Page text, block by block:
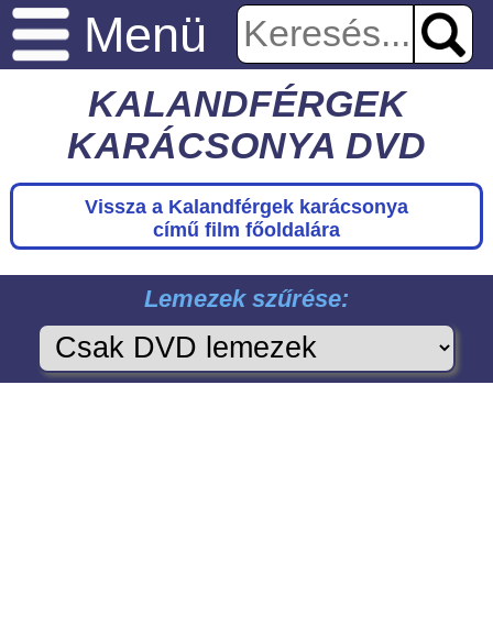
Menü
KALANDFÉRGEK
KARÁCSONYA DVD
Vissza a Kalandférgek karácsonya
című film főoldalára
Lemezek szűrése: